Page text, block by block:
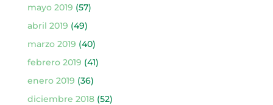
mayo 2019 (57)
abril 2019 (49)
marzo 2019 (40)
febrero 2019 (41)
enero 2019 (36)
diciembre 2018(52)